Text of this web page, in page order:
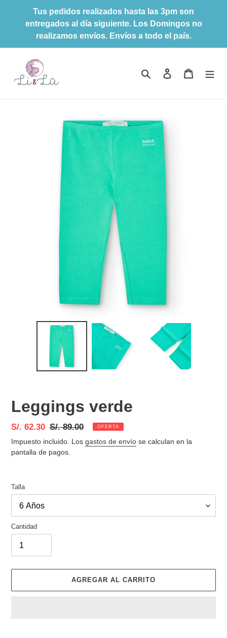
directamente
Tus pedidos realizados hasta las 3pm son
entregados al día siguiente. Los Domingos no
realizamos envíos. Envíos a todo el país.
Buscar Ingresar Carrito
Leggings verde
Precio
de
venta
S/. 62.30 Precio
habitual
S/. 89.00 OFERTA
Impuesto incluido. Los gastos de envío se calculan en la
pantalla de pagos.
Talla
Cantidad
AGREGAR AL CARRITO